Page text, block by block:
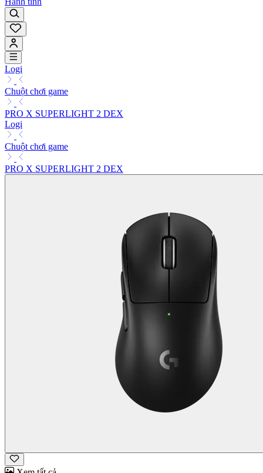
Logi
Chuột chơi game
PRO X SUPERLIGHT 2 DEX
Logi
Chuột chơi game
PRO X SUPERLIGHT 2 DEX